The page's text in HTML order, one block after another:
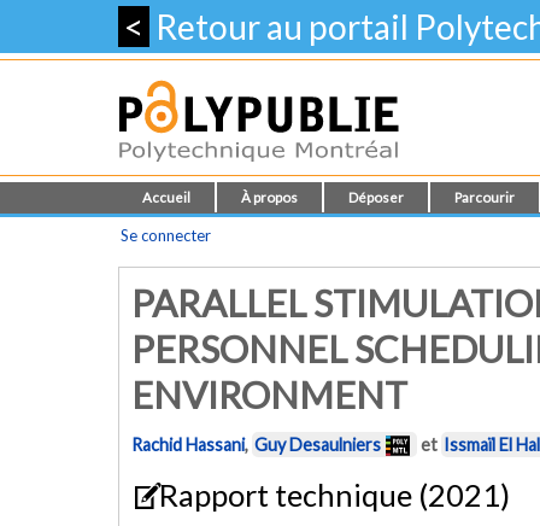
< Retour au portail
Accueil À propos Déposer Parcourir
Se connecter
PARALLEL
PERSONNEL
ENVIRONMENT
Rachid Hassani, Guy Desaulniers et Issmaïl El
Rapport technique (2021)